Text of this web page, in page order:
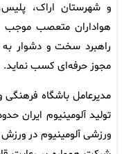
و شهرستان اراک،
هواداران متعصب موجب
راهبرد سخت و دشوار به
مجوز حرفه‌ای کسب نماید.
مدیرعامل باشگاه
ورزشی آلومینیوم در